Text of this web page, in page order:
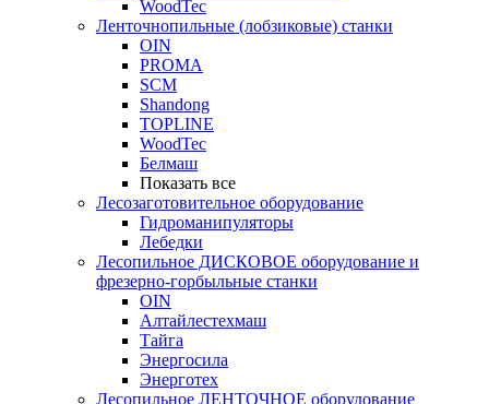
WoodTec
Ленточнопильные (лобзиковые) станки
OIN
PROMA
SCM
Shandong
TOPLINE
WoodTec
Белмаш
Показать все
Лесозаготовительное оборудование
Гидроманипуляторы
Лебедки
Лесопильное ДИСКОВОЕ оборудование и
фрезерно-горбыльные станки
OIN
Алтайлестехмаш
Тайга
Энергосила
Энерготех
Лесопильное ЛЕНТОЧНОЕ оборудование